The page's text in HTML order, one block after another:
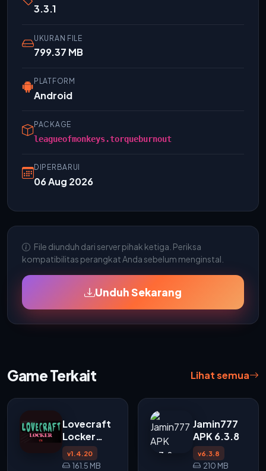
3.3.1
UKURAN FILE
799.37 MB
PLATFORM
Android
PACKAGE
leagueofmonkeys.torqueburnout
DIPERBARUI
06 Aug 2026
File diunduh dari server pihak ketiga. Periksa
kompatibilitas perangkat Anda sebelum menginstal.
Unduh Sekarang
Game Terkait Lihat semua
Lovecraft
Locker
APK
v1.4.20
v1.4.20
161.5 MB
Jamin777
APK 6.3.8
v6.3.8
210 MB